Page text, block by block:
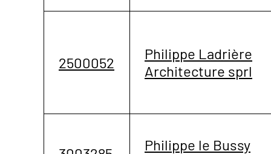
2500052
Philippe Ladrière
Architecture sprl
Philippe le Bussy